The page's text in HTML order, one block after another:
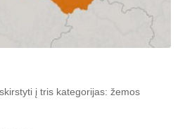
į tris kategorijas: žemos